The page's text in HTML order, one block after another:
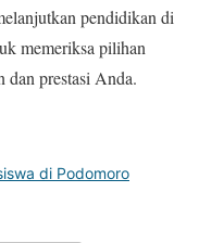
pendidikan di
memeriksa pilihan
dan prestasi Anda.
di Podomoro